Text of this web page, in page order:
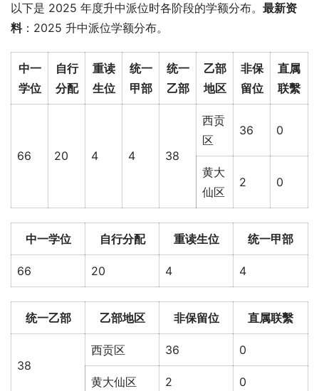
以下是 2025 年度升中派位时各阶段的学额分布。 最新资
料：2025 升中派位学额分布。
中一
学位
自行
分配
重读
生位
统一
甲部
统一
乙部
乙部
地区
非保
留位
直属
联繫
66 20 4 4 38
西贡
区
36 0
黄大
仙区
2 0
中一学位 自行分配 重读生位 统一甲部
66 20 4 4
统一乙部 乙部地区 非保留位 直属联繫
38
西贡区 36 0
黄大仙区 2 0